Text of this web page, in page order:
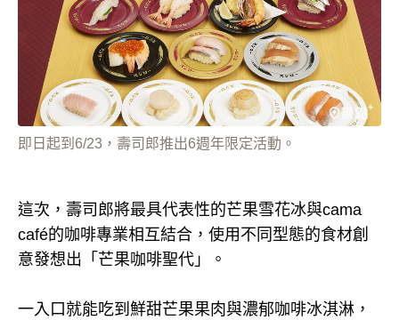
即日起到6/23，壽司郎推出6週年限定活動。
這次，壽司郎將最具代表性的芒果雪花冰與cama
café的咖啡專業相互結合，使用不同型態的食材創
意發想出「芒果咖啡聖代」。
一入口就能吃到鮮甜芒果果肉與濃郁咖啡冰淇淋，